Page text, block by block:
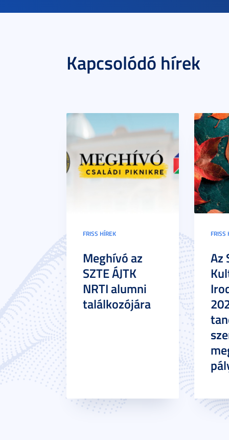
Kapcsolódó hírek
FRISS HÍREK
Meghívó az
SZTE ÁJTK
NRTI alumni
találkozójára
FRISS
Az